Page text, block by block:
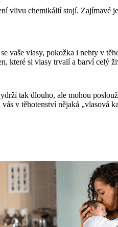
vlivu chemikálií stojí.
vaše vlasy, pokožka i nehty v
které si vlasy trvalí a barví celý
tak dlouho, ale mohou
v těhotenství nějaká „vlasová